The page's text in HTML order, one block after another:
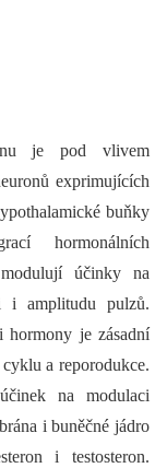
je pod vlivem
exprimujících
buňky
hormonálních
účinky na
i amplitudu pulzů.
je zásadní
a reporodukce.
na modulaci
i buněčné jádro
i testosteron.